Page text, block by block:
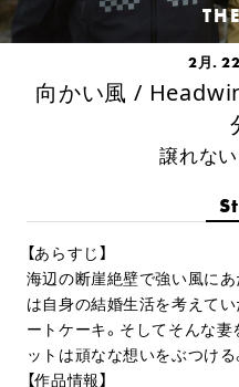
2月.
向かい風 /
譲れな
【あらすじ】
海辺の断崖絶壁で強い風に
は自身の結婚生活を考えて
ートケーキ。そしてそんな
ットは頑なな想いをぶつける
【作品情報】